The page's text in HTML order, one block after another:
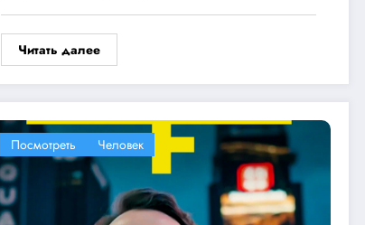
Читать далее
Посмотреть Человек